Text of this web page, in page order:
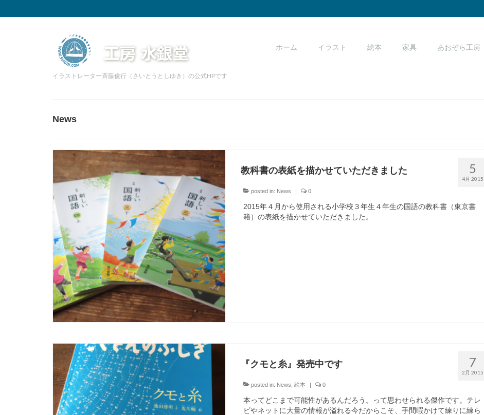
イラストレーター斉藤俊行（さいとうとしゆき）の公式HPです
ホーム イラスト 絵本 家具 あおぞら工房
News
5
4月 2015
教科書の表紙を描かせていただきました
posted in: News | 0
2015年４月から使用される小学校３年生４年生の国語の教科書（東京書
籍）の表紙を描かせていただきました。
7
2月 2015
『クモと糸』発売中です
posted in: News 絵本 | 0
本ってどこまで可能性があるんだろう。って思わせられる傑作です。テレ
ビやネットに大量の情報が溢れる今だからこそ、手間暇かけて練りに練ら